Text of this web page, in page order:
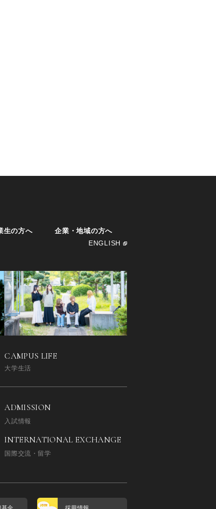
生の方へ
企業・地域の方へ
ENGLISH
CAMPUS LIFE
大学生活
ADMISSION
入試情報
INTERNATIONAL EXCHANGE
国際交流・留学